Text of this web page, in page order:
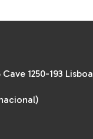
1250-193 Lisboa